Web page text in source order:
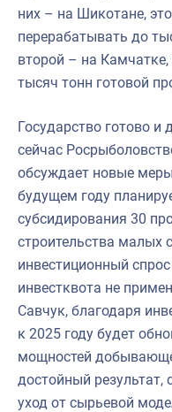
них – на Шикотане,
перерабатывать до
второй – на
тысяч тонн готовой
Государство готово и
сейчас
обсуждает новые
будущем году
субсидирования 30
строительства малых
инвестиционный
инвестквота не
Савчук, благодаря
к 2025 году будет
мощностей
достойный
уход от сырьевой